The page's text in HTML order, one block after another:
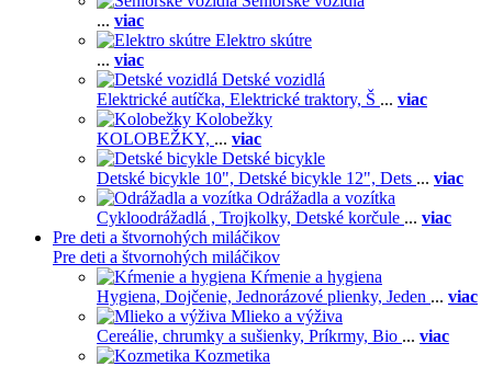
... viac
Elektro skútre
... viac
Detské vozidlá
Elektrické autíčka, Elektrické traktory, Š ... viac
Kolobežky
KOLOBEŽKY, ... viac
Detské bicykle
Detské bicykle 10", Detské bicykle 12", Dets ... viac
Odrážadla a vozítka
Cykloodrážadlá , Trojkolky, Detské korčule ... viac
Pre deti a štvornohých miláčikov
Pre deti a štvornohých miláčikov
Kŕmenie a hygiena
Hygiena, Dojčenie, Jednorázové plienky, Jeden ... viac
Mlieko a výživa
Cereálie, chrumky a sušienky, Príkrmy, Bio ... viac
Kozmetika